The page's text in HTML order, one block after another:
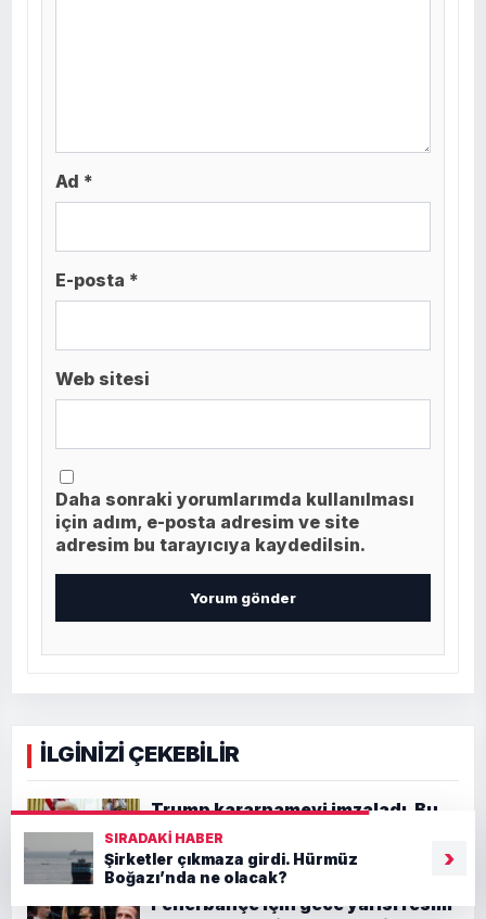
Ad *
E-posta *
Web sitesi
Daha sonraki yorumlarımda kullanılması
için adım, e-posta adresim ve site
adresim bu tarayıcıya kaydedilsin.
İLGİNİZİ ÇEKEBİLİR
Trump kararnameyi imzaladı. Bu
kişilerin vize başvuruları
reddedilebilir
Fenerbahçe için gece yarısı resmi
SIRADAKI HABER
Şirketler çıkmaza girdi. Hürmüz
Boğazı’nda ne olacak?
›